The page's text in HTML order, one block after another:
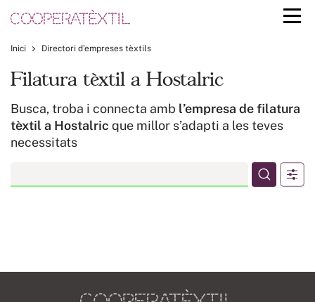
Inici Directori d’empreses tèxtils
Filatura tèxtil a Hostalric
Busca, troba i connecta amb l’empresa de filatura
tèxtil a Hostalric que millor s’adapti a les teves
necessitats